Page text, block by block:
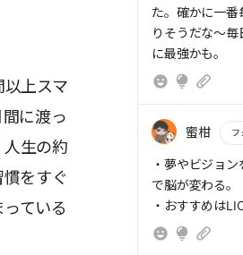
以上スマ
に渡っ
生の約
をすぐ
ている
しよう
自分の行動を把
用途を決めてス
アプリを整理整
目につくトップ
使わないアプリ
自分がどういう
トする
成し遂げたい事
た。確かに一
りそうだな～
に最強かも。
蜜柑 フ
もっと読む
・夢やビジョ
で脳が変わる。
・おすすめは